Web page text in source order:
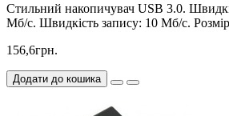
Стильний накопичувач USB 3.0.
Мб/с. Швидкість запису: 10 Мб/с.
156,6грн.
Додати до кошика